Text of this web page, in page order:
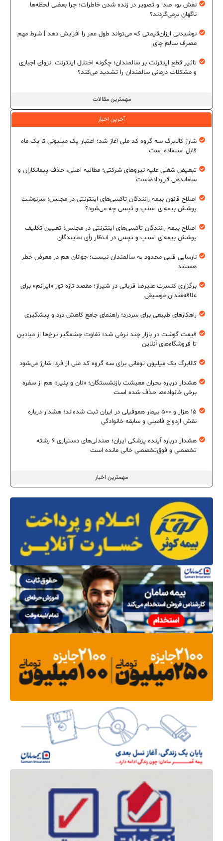
مهمترین مقالات
نقش بو، صدا و تصویر در زنده شدن خاطرات؛ چرا بعضی لحظه‌ها
ناگهان برمی‌گردند؟
نوشیدنی ارزان‌قیمتی که می‌تواند طول عمر را افزایش دهد | شرط مهم
مصرف سالم چای
تاثیر قطع اینترنت بر سالمندان؛ چگونه اختلال اینترنت انزوای اجباری
و مشکلات درمانی سالمندان را تشدید می‌کند؟
آخرین اخبار
مهمترین اخبار
شارژ کالابرگ سه گروه کد ملی آغاز شد؛ اعتبار یک میلیونی تا یک ماه
قابل استفاده است
تبعیض شغلی علیه نیروهای شرکتی؛ مطالبه اصلی، حذف پیمانکاران و
ساماندهی قراردادهاست
اصلاح قانون بیمه رانندگان تاکسی‌های اینترنتی در مجلس؛ سرنوشت
پوشش بیمه‌ای اسنپ و تپسی چه می‌شود؟
اصلاح بیمه رانندگان تاکسی‌های اینترنتی در مجلس؛ تعیین تکلیف
پوشش بیمه‌ای اسنپ و تپسی در انتظار رأی نمایندگان
نارسایی قلبی محدود به سالمندان نیست؛ جوانان هم در معرض خطر
هستند
برگزاری کنسرت علیرضا قربانی در شیراز؛ مقصد تازه تور «ایرانم» برای
علاقه‌مندان موسیقی
راهکارهای طبیعی برای سردرد؛ راهنمای جامع کاهش درد و پیشگیری
قیمت گوشت در بازار چند نرخی شد؛ تفاوت چشمگیر نرخ‌ها از میادین
تا فروشگاه‌های آنلاین
کالابرگ یک میلیون تومانی برای سه گروه کد ملی از فردا شارژ می‌شود
هشدار درباره بحران معیشت بازنشستگان؛ «نان و پنیر» هم از سفره
برخی خانواده‌ها حذف شده است
۱۵ هزار و ۵۰۰ بیمار هموفیلی در ایران ثبت شده‌اند؛ هشدار درباره
نقش ازدواج فامیلی و سابقه خانوادگی
هشدار درباره آینده پزشکی ایران؛ صندلی‌های دستیاری ۶ رشته
تخصصی و فوق‌تخصصی خالی مانده است